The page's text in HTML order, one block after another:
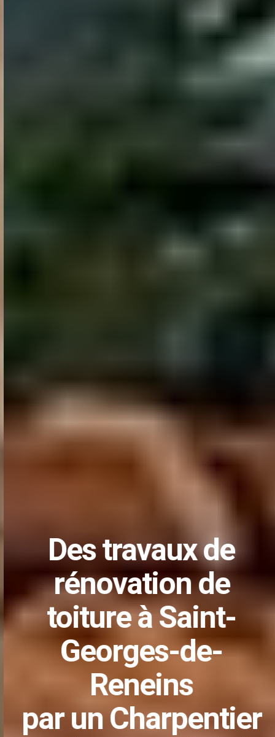
Destravaux de
rénovation de
toitureà Saint-
Georges-de-
Reneins
par un Charpentier